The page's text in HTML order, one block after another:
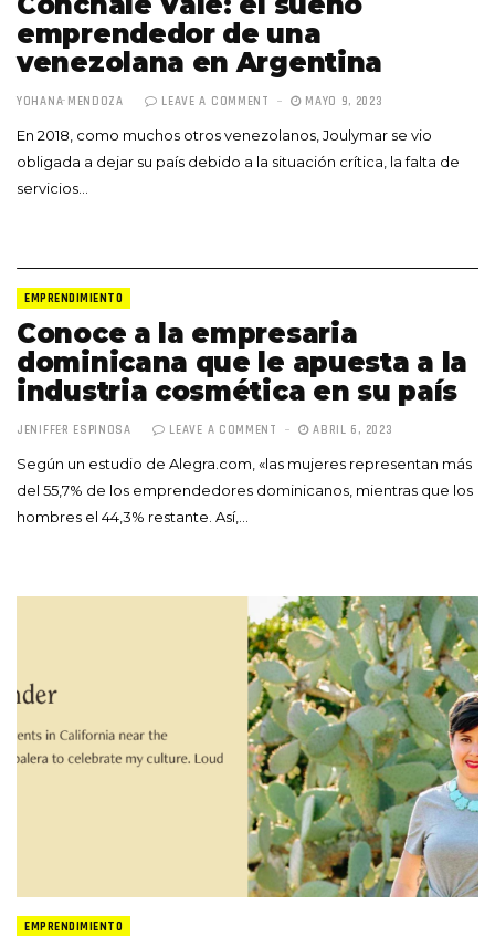
emprendedor de una
venezolana en Argentina
YOHANA MENDOZA LEAVE A COMMENT MAYO 9, 2023
En 2018, como muchos otros venezolanos, Joulymar se vio
obligada a dejar su país debido a la situación crítica, la falta de
servicios…
EMPRENDIMIENTO
Conoce a la empresaria
dominicana que le apuesta a la
industria cosmética en su país
JENIFFER ESPINOSA LEAVE A COMMENT ABRIL 6, 2023
Según un estudio de Alegra.com, «las mujeres representan más
del 55,7% de los emprendedores dominicanos, mientras que los
hombres el 44,3% restante. Así,…
EMPRENDIMIENTO